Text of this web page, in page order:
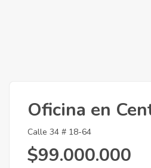
Oficina en
Calle 34 # 18-64
$99.000.000